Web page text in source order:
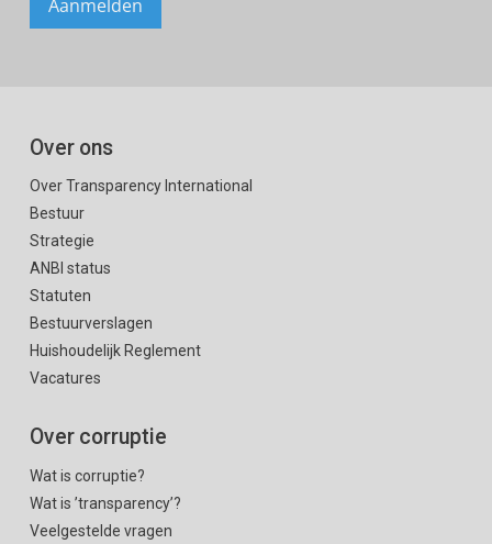
Over ons
Over Transparency International
Bestuur
Strategie
ANBI status
Statuten
Bestuurverslagen
Huishoudelijk Reglement
Vacatures
Over corruptie
Wat is corruptie?
Wat is ’transparency’?
Veelgestelde vragen